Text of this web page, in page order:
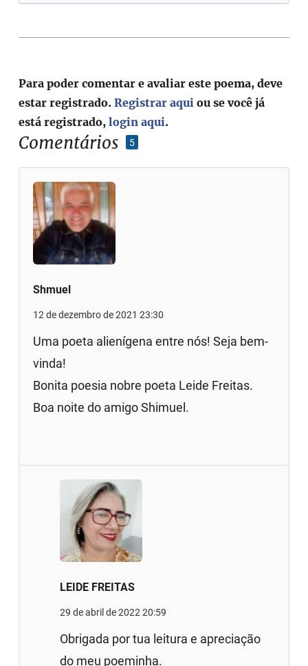
Comentários 5
Shmuel
12 de dezembro de 2021 23:30
Uma poeta alienígena entre nós! Seja bem-
vinda!
Bonita poesia nobre poeta Leide Freitas.
Boa noite do amigo Shimuel.
LEIDE FREITAS
29 de abril de 2022 20:59
Obrigada por tua leitura e apreciação
do meu poeminha.
Para poder comentar e avaliar este poema, deve
estar registrado.Registrar aqui ou se você já
está registrado,login aqui.